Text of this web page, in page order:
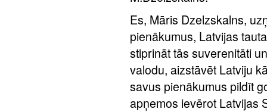
Es, Māris Dzelzskalns,
pienākumus, Latvijas
stiprināt tās suverenitāti
valodu, aizstāvēt Latviju
savus pienākumus pildīt
apņemos ievērot Latvijas